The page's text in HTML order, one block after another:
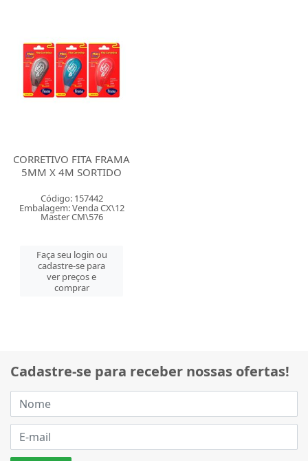
CORRETIVO FITA FRAMA
5MM X 4M SORTIDO
Código: 157442
Embalagem: Venda CX\12
Master CM\576
Faça seu login ou
cadastre-se para
ver preços e
comprar
Cadastre-se para receber nossas ofertas!